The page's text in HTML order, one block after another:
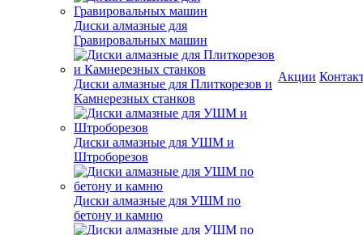
Диски алмазные для
Гравировальных машин
Диски алмазные для Плиткорезов и
Камнерезных станков
Диски алмазные для УШМ и
Штроборезов
Диски алмазные для УШМ по
бетону и камню
Акции